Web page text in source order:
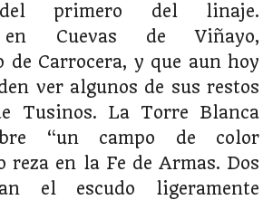
del primero del linaje.
en Cuevas de Viñayo,
de Carrocera, y que aun hoy
ver algunos de sus restos
Tusinos. La Torre Blanca
“un campo de color
reza en la Fe de Armas. Dos
el escudo ligeramente